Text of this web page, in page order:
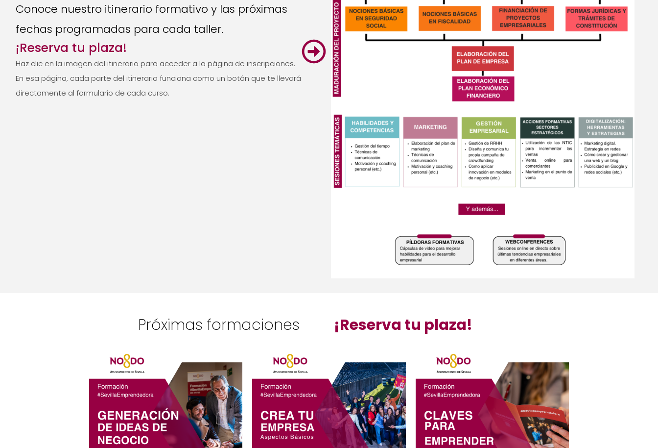
Conoce nuestro itinerario formativo y las próximas
fechas programadas para cada taller.
¡Reserva tu plaza!
Haz clic en la imagen del itinerario para acceder a la página de inscripciones.
En esa página, cada parte del itinerario funciona como un botón que te llevará
directamente al formulario de cada curso.
Próximas formaciones ¡Reserva tu plaza!